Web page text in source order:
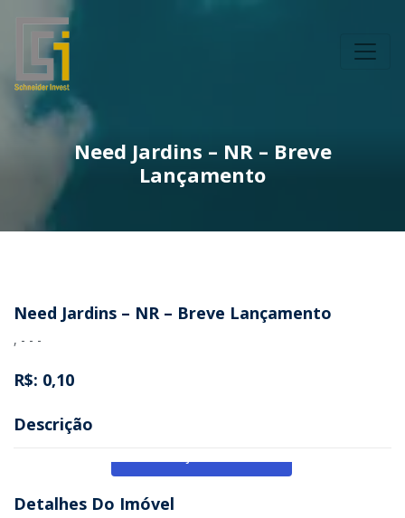
Need Jardins – NR – Breve
Lançamento
Need Jardins – NR – Breve Lançamento
, - - -
R$: 0,10
Descrição
Detalhes Do Imóvel